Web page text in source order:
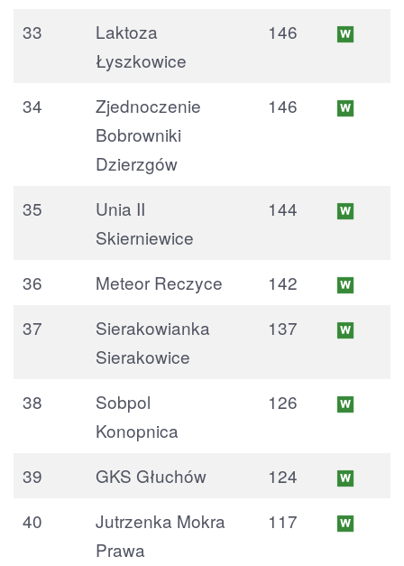
33
Laktoza
Łyszkowice
146
34
Zjednoczenie
Bobrowniki
Dzierzgów
146
35
Unia II
Skierniewice
144
36 Meteor Reczyce
142
37
Sierakowianka
Sierakowice
137
38
Sobpol
Konopnica
126
39 GKS Głuchów
124
40
Jutrzenka Mokra
Prawa
117